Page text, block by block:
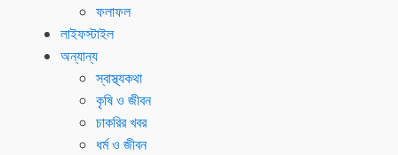
ফলাফল
লাইফস্টাইল
অন্যান্য
স্বাস্থ্যকথা
কৃষি ও জীবন
চাকরির খবর
ধর্ম ও জীবন